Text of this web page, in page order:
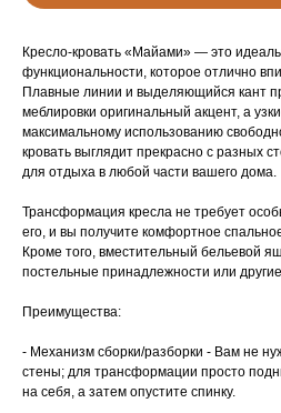
Кресло-кровать «Майами» — это
функциональности, которое отлично
Плавные линии и выделяющийся кант
меблировки оригинальный акцент, а
максимальному использованию
кровать выглядит прекрасно с разных
для отдыха в любой части вашего дома.
Трансформация кресла не требует
его, и вы получите комфортное
Кроме того, вместительный бельевой
постельные принадлежности или
Преимущества:
- Механизм сборки/разборки - Вам не
стены; для трансформации просто
на себя, а затем опустите спинку.